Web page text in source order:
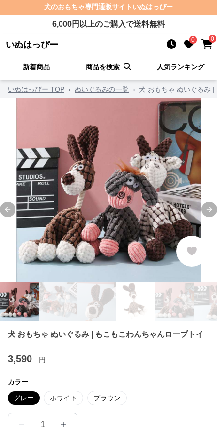
犬のおもちゃ専門通販サイト いぬはっぴー
6,000円以上のご購入で送料無料
いぬはっぴー 0 0
新着商品 商品を検索 人気ランキング
いぬはっぴー TOP › ぬいぐるみの一覧 › 犬 おもちゃ ぬいぐるみ
Previous slide
犬 おもちゃ ぬいぐるみ | もこもこわんちゃんロープトイ
3,590 円
カラー
グレー ホワイト ブラウン
1